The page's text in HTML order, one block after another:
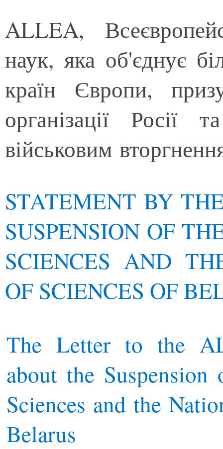
ALLEA,
наук, яка об'єднує
країн Європи,
організації Росії
військовим
STATEMENT BY
SUSPENSION OF
SCIENCES AND
OF SCIENCES OF
The Letter to the
about the
Sciences and the
Belarus